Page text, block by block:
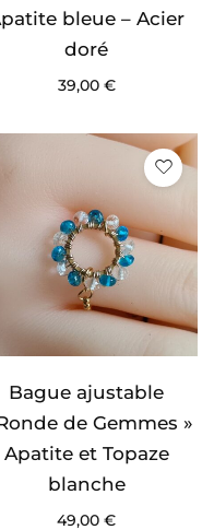
bleue – Acier
doré
39,00 €
Bague ajustable
de Gemmes »
Apatite et Topaze
blanche
49,00 €